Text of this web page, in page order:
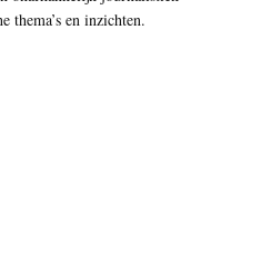
thema’s en inzichten.